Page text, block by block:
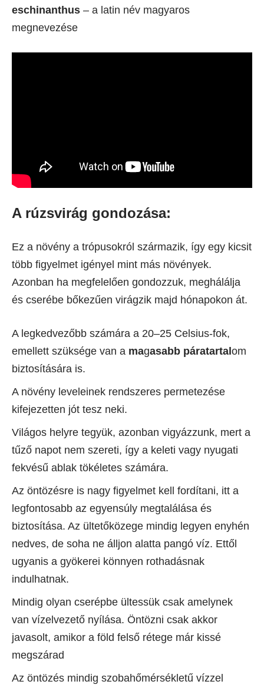
eschinanthus – a latin név magyaros
megnevezése
A rúzsvirág gondozása:
Ez a növény a trópusokról származik, így egy kicsit
több figyelmet igényel mint más növények.
Azonban ha megfelelően gondozzuk, meghálálja
és cserébe bőkezűen virágzik majd hónapokon át.
A legkedvezőbb számára a 20–25 Celsius-fok,
emellett szüksége van a magasabb páratartalom
biztosítására is.
A növény leveleinek rendszeres permetezése
kifejezetten jót tesz neki.
Világos helyre tegyük, azonban vigyázzunk, mert a
tűző napot nem szereti, így a keleti vagy nyugati
fekvésű ablak tökéletes számára.
Az öntözésre is nagy figyelmet kell fordítani, itt a
legfontosabb az egyensúly megtalálása és
biztosítása. Az ültetőközege mindig legyen enyhén
nedves, de soha ne álljon alatta pangó víz. Ettől
ugyanis a gyökerei könnyen rothadásnak
indulhatnak.
Mindig olyan cserépbe ültessük csak amelynek
van vízelvezető nyílása. Öntözni csak akkor
javasolt, amikor a föld felső rétege már kissé
megszárad
Az öntözés mindig szobahőmérsékletű vízzel